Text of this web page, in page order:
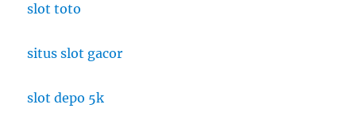
slot toto
situs slot gacor
slot depo 5k